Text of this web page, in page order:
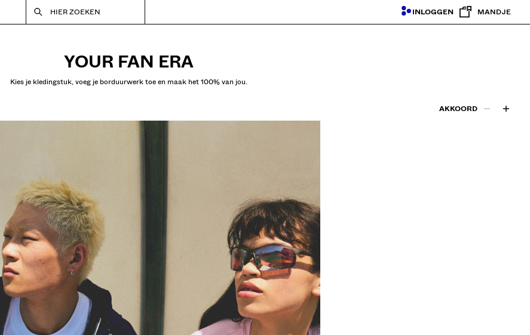
HIER ZOEKEN INLOGGEN MANDJE
YOUR FAN ERA
Kies je kledingstuk, voeg je borduurwerk toe en maak het 100% van jou.
AKKOORD